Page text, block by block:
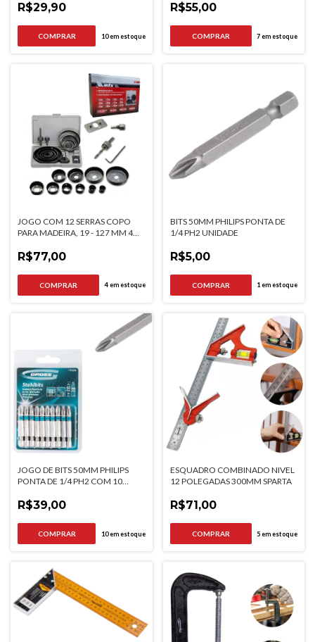
R$29,90
10em estoque
R$55,00
7em estoque
JOGO COM 12 SERRAS COPO
PARA MADEIRA, 19 - 127 MM 4
R$77,00
4em estoque
BITS 50MM PHILIPS PONTA DE
1/4 PH2 UNIDADE
R$5,00
1 em estoque
JOGO DE BITS 50MM PHILIPS
PONTA DE 1/4 PH2 COM 10
R$39,00
10em estoque
ESQUADRO COMBINADO NIVEL
12 POLEGADAS 300MM SPARTA
R$71,00
5em estoque